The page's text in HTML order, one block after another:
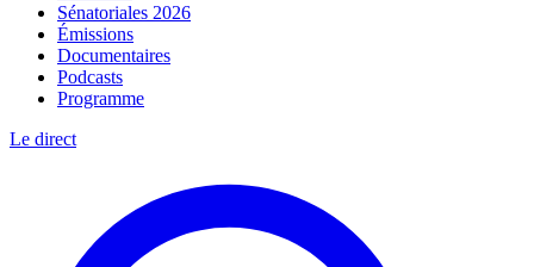
Sénatoriales 2026
Émissions
Documentaires
Podcasts
Programme
Le direct